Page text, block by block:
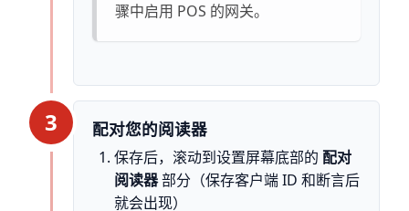
骤中启用 POS 的网关。
3 配对您的阅读器
保存后，滚动到设置屏幕底部的 配对
阅读器部分（保存客户端 ID 和断言后
就会出现）